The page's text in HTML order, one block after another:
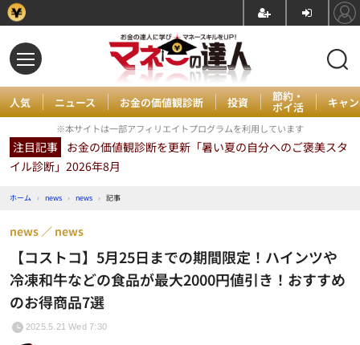
人気 ニュース お金の価値観診断 投資 節約・
ポイ活 キャ
※本サイトは一部アフィリエイトプログラムを利用しています
注目記事 お金の価値観診断を更新「暑い夏の自分へのご褒美スタ
イル診断」2026年8月
ホーム › news › news › 記事
【コストコ】5月25日までの期間限定！ハインツや
冷凍和牛などの食品が最大2000円値引き！おすすめ
のお得商品7選
news news
2025.5.21 Wed 7:30